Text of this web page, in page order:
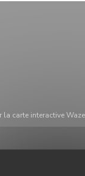
la carte interactive